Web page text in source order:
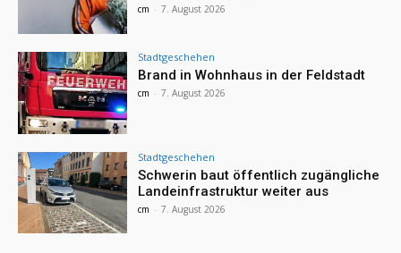
cm - 7. August 2026
Stadtgeschehen
Brand in Wohnhaus in der Feldstadt
cm - 7. August 2026
Stadtgeschehen
Schwerin baut öffentlich zugängliche
Landeinfrastruktur weiter aus
cm - 7. August 2026